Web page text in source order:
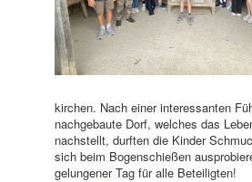
kirchen. Nach einer interessanten
nachgebaute Dorf, welches das
nachstellt, durften die Kinder
sich beim Bogenschießen
gelungener Tag für alle Beteiligten!